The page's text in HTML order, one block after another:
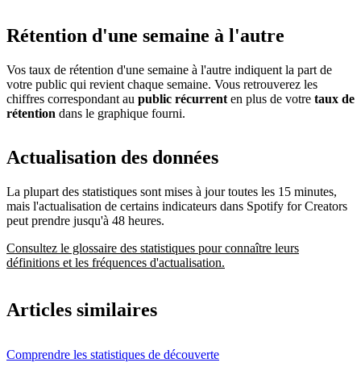
Rétention d'une semaine à l'autre
Vos taux de rétention d'une semaine à l'autre indiquent la part de
votre public qui revient chaque semaine. Vous retrouverez les
chiffres correspondant au public récurrent en plus de votre taux de
rétention dans le graphique fourni.
Actualisation des données
La plupart des statistiques sont mises à jour toutes les 15 minutes,
mais l'actualisation de certains indicateurs dans Spotify for Creators
peut prendre jusqu'à 48 heures.
Consultez le glossaire des statistiques pour connaître leurs
définitions et les fréquences d'actualisation.
Articles similaires
Comprendre les statistiques de découverte